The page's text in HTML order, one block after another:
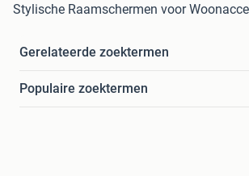
Stylische Raamschermen voor
Gerelateerde zoektermen
Populaire zoektermen